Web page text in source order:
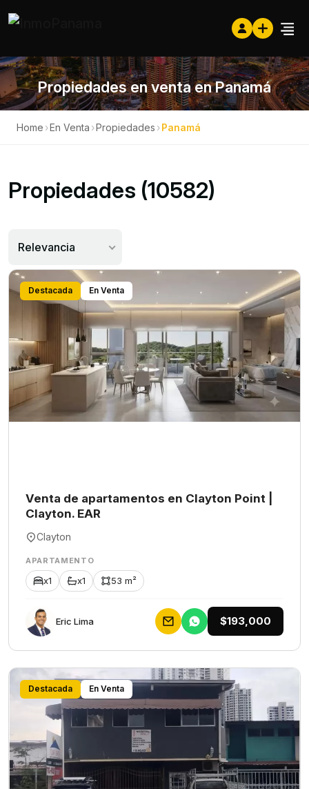
Propiedades en venta en Panamá
Home ›En Venta ›Propiedades ›Panamá
Propiedades (10582)
Relevancia
Destacada En Venta
Venta de apartamentos en Clayton Point |
Clayton. EAR
Clayton
APARTAMENTO
x1 x1 53 m²
Eric Lima $193,000
Destacada En Venta